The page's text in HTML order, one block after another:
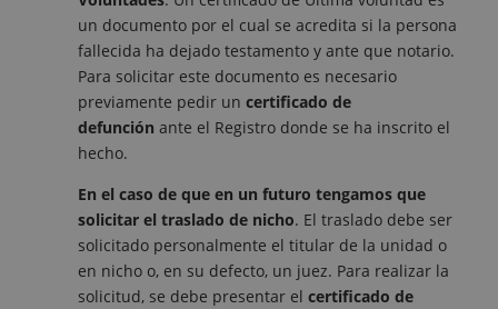
un documento por el cual se acredita si la persona
fallecida ha dejado testamento y ante que notario.
Para solicitar este documento es necesario
previamente pedir un certificado de
defunción ante el Registro donde se ha inscrito el
hecho.
En el caso de que en un futuro tengamos que
solicitar el traslado de nicho. El traslado debe ser
solicitado personalmente el titular de la unidad o
en nicho o, en su defecto, un juez. Para realizar la
solicitud, se debe presentar el certificado de